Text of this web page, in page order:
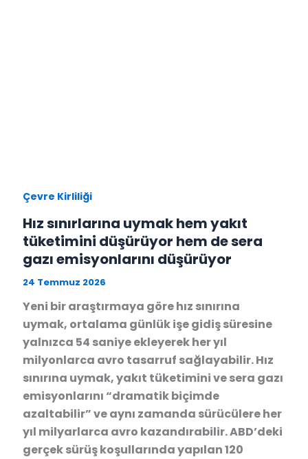
Çevre Kirliliği
Hız sınırlarına uymak hem yakıt
tüketimini düşürüyor hem de sera
gazı emisyonlarını düşürüyor
24 Temmuz 2026
Yeni bir araştırmaya göre hız sınırına
uymak, ortalama günlük işe gidiş süresine
yalnızca 54 saniye ekleyerek her yıl
milyonlarca avro tasarruf sağlayabilir. Hız
sınırına uymak, yakıt tüketimini ve sera gazı
emisyonlarını “dramatik biçimde
azaltabilir” ve aynı zamanda sürücülere her
yıl milyarlarca avro kazandırabilir. ABD’deki
gerçek sürüş koşullarında yapılan 120